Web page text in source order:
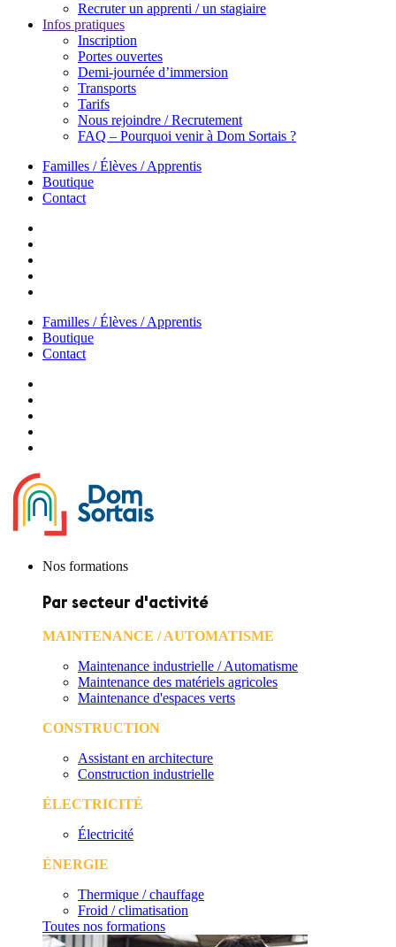
Recruter un apprenti / un stagiaire
Infos pratiques
Inscription
Portes ouvertes
Demi-journée d’immersion
Transports
Tarifs
Nous rejoindre / Recrutement
FAQ – Pourquoi venir à Dom Sortais ?
Familles / Élèves / Apprentis
Boutique
Contact
Familles / Élèves / Apprentis
Boutique
Contact
Nos formations
Par secteur d'activité
MAINTENANCE / AUTOMATISME
Maintenance industrielle / Automatisme
Maintenance des matériels agricoles
Maintenance d'espaces verts
CONSTRUCTION
Assistant en architecture
Construction industrielle
ÉLECTRICITÉ
Électricité
ÉNERGIE
Thermique / chauffage
Froid / climatisation
Toutes nos formations